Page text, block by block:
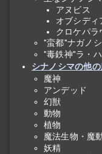
アヌビス
オブシディ
クロケパラ
"蛮都"ナガノシ
"毒鉄神"ラ・
シナノシマの他
魔神
アンデッド
幻獣
動物
植物
魔法生物・魔
妖精